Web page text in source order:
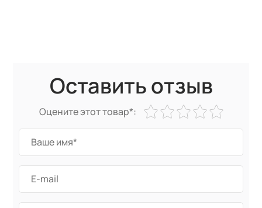
Оставить отзыв
Оцените этот товар*: